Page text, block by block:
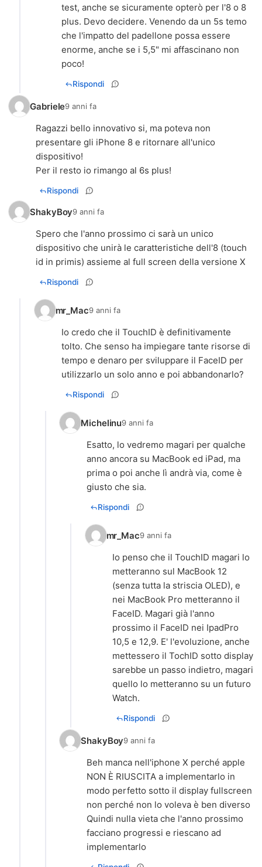
test, anche se sicuramente opterò per l'8 o 8
plus. Devo decidere. Venendo da un 5s temo
che l'impatto del padellone possa essere
enorme, anche se i 5,5" mi affascinano non
poco!
Rispondi
Gabriele9 anni fa
Ragazzi bello innovativo si, ma poteva non
presentare gli iPhone 8 e ritornare all'unico
dispositivo!
Per il resto io rimango al 6s plus!
Rispondi
ShakyBoy9 anni fa
Spero che l'anno prossimo ci sarà un unico
dispositivo che unirà le caratteristiche dell'8 (touch
id in primis) assieme al full screen della versione X
Rispondi
mr_Mac9 anni fa
Io credo che il TouchID è definitivamente
tolto. Che senso ha impiegare tante risorse di
tempo e denaro per sviluppare il FaceID per
utilizzarlo un solo anno e poi abbandonarlo?
Rispondi
Michelinu9 anni fa
Esatto, lo vedremo magari per qualche
anno ancora su MacBook ed iPad, ma
prima o poi anche lì andrà via, come è
giusto che sia.
Rispondi
mr_Mac9 anni fa
Io penso che il TouchID magari lo
metteranno sul MacBook 12
(senza tutta la striscia OLED), e
nei MacBook Pro metteranno il
FaceID. Magari già l'anno
prossimo il FaceID nei IpadPro
10,5 e 12,9. E' l'evoluzione, anche
mettessero il TochID sotto display
sarebbe un passo indietro, magari
quello lo metteranno su un futuro
Watch.
Rispondi
ShakyBoy9 anni fa
Beh manca nell'iphone X perché apple
NON È RIUSCITA a implementarlo in
modo perfetto sotto il display fullscreen
non perché non lo voleva è ben diverso
Quindi nulla vieta che l'anno prossimo
facciano progressi e riescano ad
implementarlo